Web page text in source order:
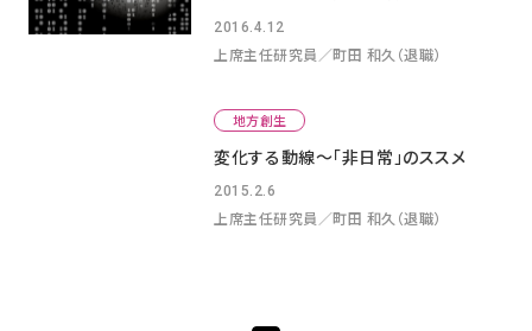
2016.4.12
上席主任研究員／町田 和久（退職）
地方創生
変化する動線～「非日常」のススメ
2015.2.6
上席主任研究員／町田 和久（退職）